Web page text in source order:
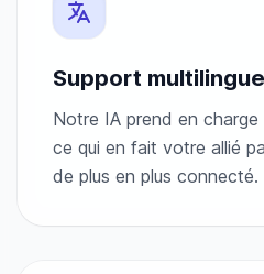
Support
Notre IA prend en
ce qui en fait votre allié
de plus en plus connecté.